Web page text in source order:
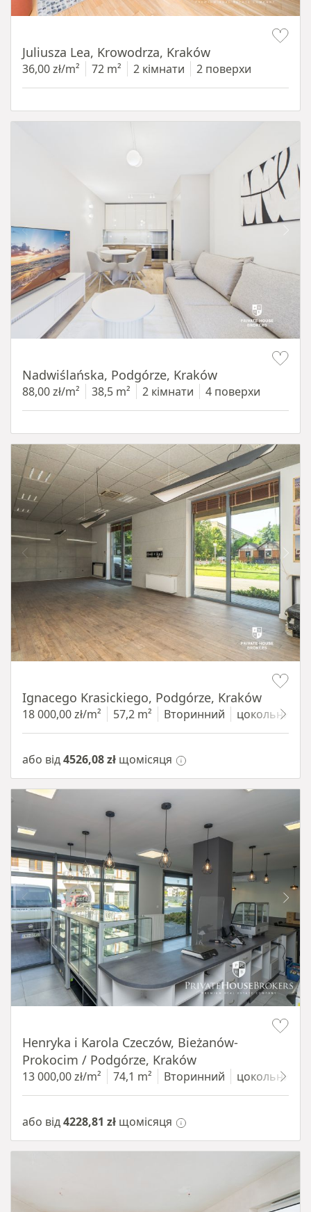
Juliusza Lea, Krowodrza, Kraków
36,00 zł/m² 72 m² 2 кімнати 2 поверхи
Nadwiślańska, Podgórze, Kraków
88,00 zł/m² 38,5 m² 2 кімнати 4 поверхи
Ignacego Krasickiego, Podgórze, Kraków
18 000,00 zł/m² 57,2 m² Вторинний цокольний
або від4526,08 zł щомісяця
Henryka i Karola Czeczów, Bieżanów-
Prokocim / Podgórze, Kraków
13 000,00 zł/m² 74,1 m² Вторинний цокольний
або від4228,81 zł щомісяця